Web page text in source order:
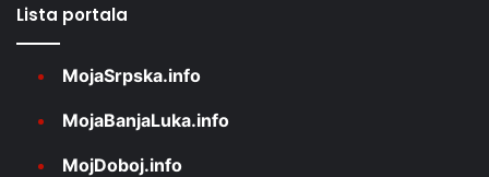
Lista portala
MojaSrpska.info
MojaBanjaLuka.info
MojDoboj.info